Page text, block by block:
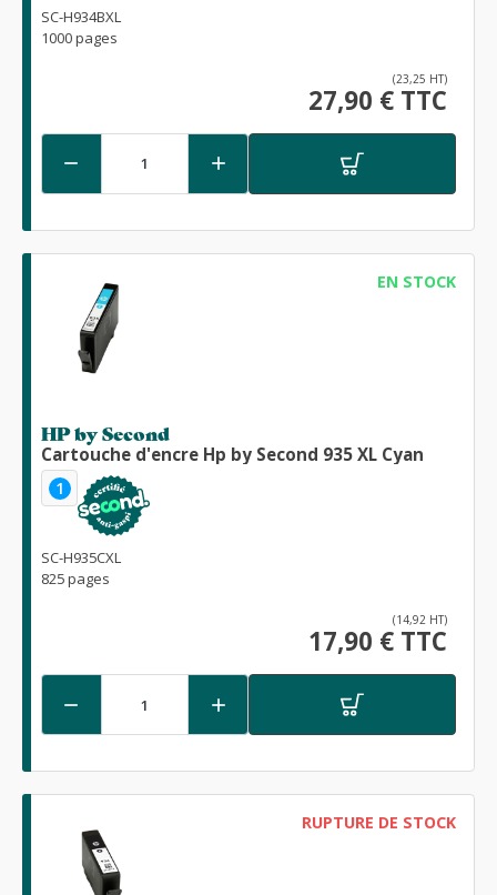
SC-H934BXL
1000 pages
(23,25 HT)
27,90 € TTC
 
EN STOCK
HP by Second
Cartouche d'encre Hp by Second 935 XL Cyan
1
SC-H935CXL
825 pages
(14,92 HT)
17,90 € TTC
 
RUPTURE DE STOCK